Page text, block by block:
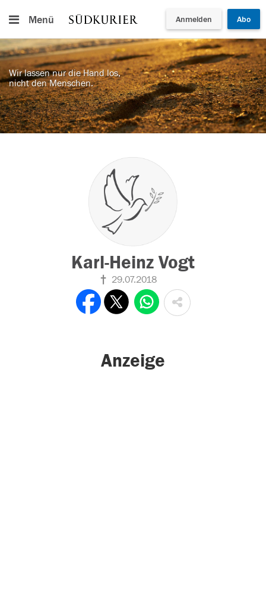
Menü Anmelden Abo
Wir lassen nur die Hand los,
nicht den Menschen.
Karl-Heinz Vogt
29.07.2018
Anzeige